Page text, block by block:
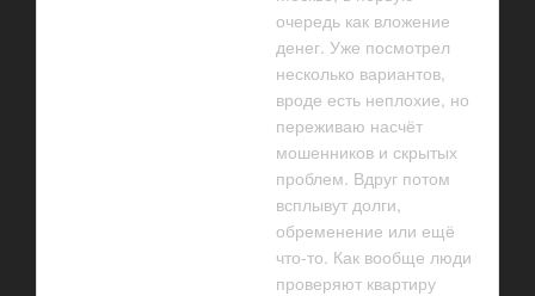
очередь как вложение
денег. Уже посмотрел
несколько вариантов,
вроде есть неплохие, но
переживаю насчёт
мошенников и скрытых
проблем. Вдруг потом
всплывут долги,
обременение или ещё
что-то. Как вообще люди
проверяют квартиру